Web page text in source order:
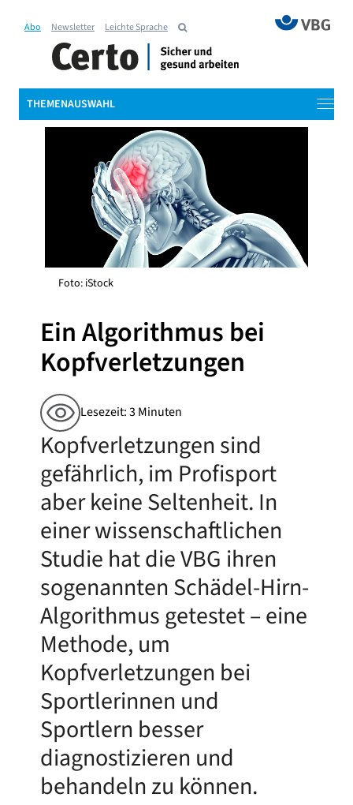
Abo Newsletter Leichte Sprache
THEMENAUSWAHL
Foto: iStock
Ein Algorithmus bei
Kopfverletzungen
Lesezeit: 3 Minuten
Kopfverletzungen sind
gefährlich, im Profisport
aber keine Seltenheit. In
einer wissenschaftlichen
Studie hat die VBG ihren
sogenannten Schädel-Hirn-
Algorithmus getestet – eine
Methode, um
Kopfverletzungen bei
Sportlerinnen und
Sportlern besser
diagnostizieren und
behandeln zu können.